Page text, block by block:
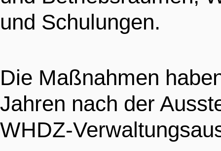
und Schulungen.
Die Maßnahmen
Jahren nach der
WHDZ-